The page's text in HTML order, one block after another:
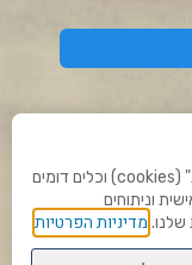
לידיעתכם, באתר זה נעשה שימוש ב"קבצי עוגיות" (cookies) וכלים דומים
וניתוחים
שלנו. מדיניות הפרטיות